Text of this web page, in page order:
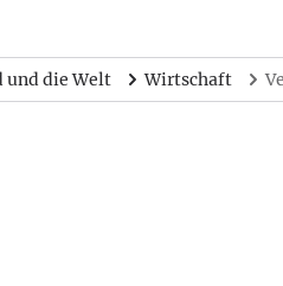
und die Welt Wirtschaft